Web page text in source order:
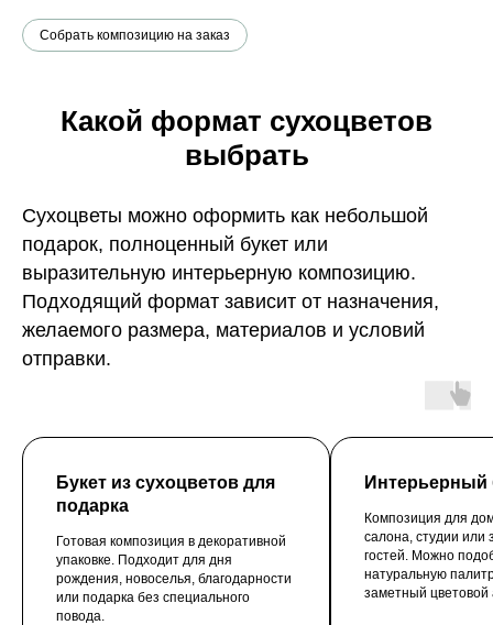
Собрать композицию на заказ
Какой формат сухоцветов
выбрать
Сухоцветы можно оформить как небольшой
подарок, полноценный букет или
выразительную интерьерную композицию.
Подходящий формат зависит от назначения,
желаемого размера, материалов и условий
отправки.
Букет из сухоцветов для
подарка
Готовая композиция в декоративной
упаковке. Подходит для дня
рождения, новоселья, благодарности
или подарка без специального
повода.
Интерьерный
Композиция для
салона, студии или
гостей. Можно
натуральную
заметный цветовой